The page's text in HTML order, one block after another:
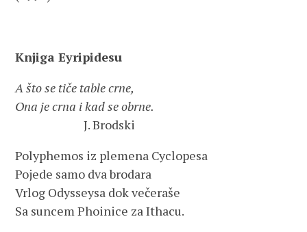
Knjiga Eyripidesu
A što se tiče table crne,
Ona je crna i kad se obrne.
J. Brodski
Polyphemos iz plemena Cyclopesa
Pojede samo dva brodara
Vrlog Odysseysa dok večeraše
Sa suncem Phoinice za Ithacu.